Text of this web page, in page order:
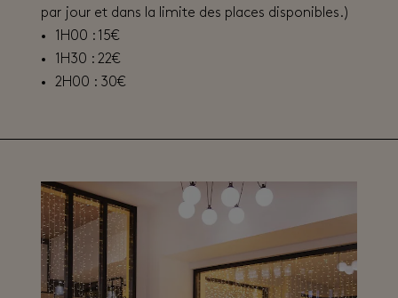
par jour et dans la limite des places disponibles.)
1H00 : 15€
1H30 : 22€
2H00 : 30€